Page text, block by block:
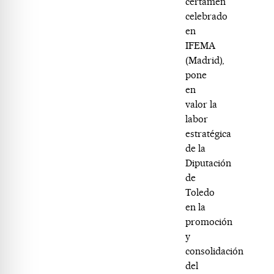
celebrado
en
IFEMA
(Madrid),
pone
en
valor la
labor
estratégica
de la
Diputación
de
Toledo
en la
promoción
y
consolidación
del